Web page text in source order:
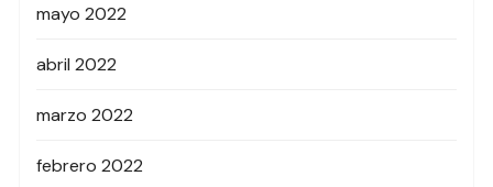
mayo 2022
abril 2022
marzo 2022
febrero 2022